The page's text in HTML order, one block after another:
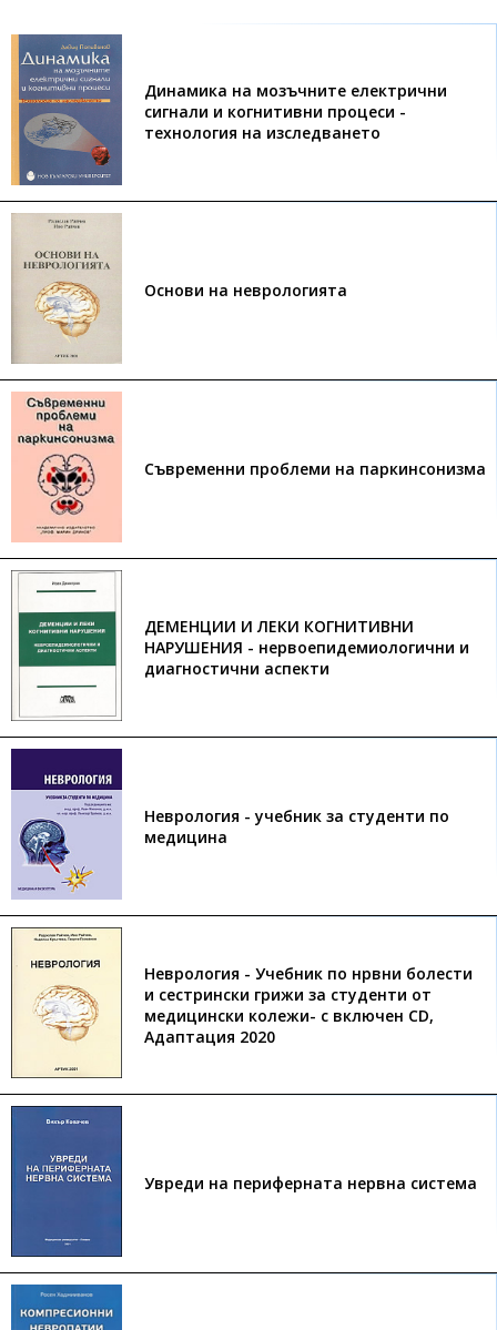
Динамика на мозъчните електрични
сигнали и когнитивни процеси -
технология на изследването
Основи на неврологията
Съвременни проблеми на паркинсонизма
ДЕМЕНЦИИ И ЛЕКИ КОГНИТИВНИ
НАРУШЕНИЯ - нервоепидемиологични и
диагностични аспекти
Неврология - учебник за студенти по
медицина
Неврология - Учебник по нрвни болести
и сестрински грижи за студенти от
медицински колежи- с включен CD,
Адаптация 2020
Увреди на периферната нервна система